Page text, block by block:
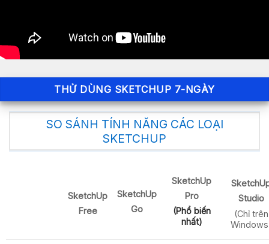
THỬ DÙNG SKETCHUP 7-NGÀY
SO SÁNH TÍNH NĂNG CÁC LOẠI
SKETCHUP
SketchUp
Free
SketchUp
Go
SketchUp
Pro
(Phổ biến
nhất)
Studio
(Chỉ trên